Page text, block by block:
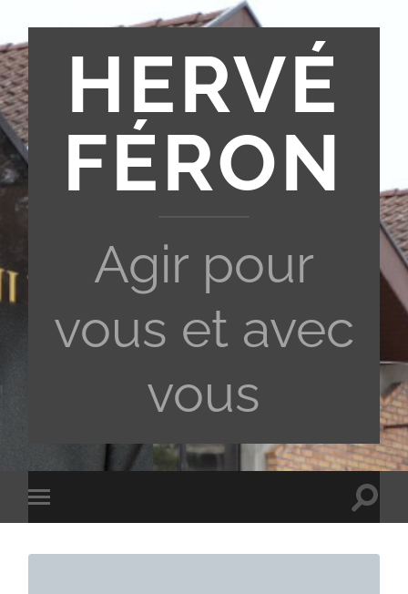
HERVÉ
FÉRON
Agir pour
vous et avec
vous
Toggle
mobile
Toggle